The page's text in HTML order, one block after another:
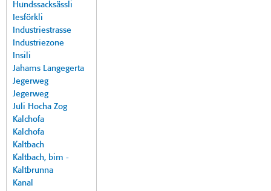
Hundssacksässli
Iesförkli
Industriestrasse
Industriezone
Insili
Jahams Langegerta
Jegerweg
Jegerweg
Juli Hocha Zog
Kalchofa
Kalchofa
Kaltbach
Kaltbach, bim -
Kaltbrunna
Kanal